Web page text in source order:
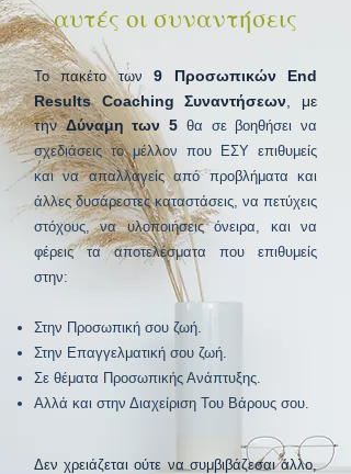
αυτές οι συναντήσεις
Το πακέτο των9 Προσωπικών End
Results Coaching Συναντήσεων , με
τηνΔύναμη των 5 θα σε βοηθήσει να
σχεδιάσεις το μέλλον που ΕΣΥ επιθυμείς
καινα απαλλαγείς από προβλήματα και
άλλες δυσάρεστες καταστάσεις, να πετύχεις
στόχους, να υλοποιήσεις όνειρα, και να
φέρεις τα αποτελέσματα που επιθυμείς
στην:
Στην Προσωπική σου ζωή.
Στην Επαγγελματική σου ζωή.
Σε θέματα Προσωπικής Ανάπτυξης.
Αλλά και στην Διαχείριση Του Βάρους σου.
Δεν χρειάζεται ούτε να συμβιβάζεσαι άλλο,